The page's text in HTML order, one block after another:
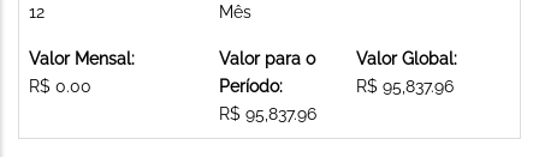
12
Mês
Valor Mensal:
R$ 0.00
Valor para o
Período:
R$ 95,837.96
Valor Global:
R$ 95,837.96